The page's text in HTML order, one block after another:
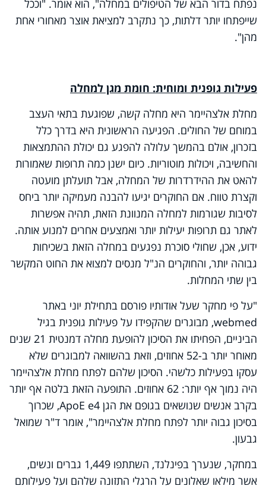
נפתח בדור הבא של הטיפולים במחלה", הוא אומר. "וככל
שייפתחו יותר דלתות, כך נתקרב למציאת אוצר מאחורי אחת
מהן".
פעילות גופנית ומוחית: חומת מגן למחלה
מחלת אלצהיימר היא מחלה קשה, שפוגעת בתאי העצב
במוחם של החולים. הפגיעה הראשונית היא בדרך כלל
בזכרון, אולם בהמשך עלולה להפגע גם יכולת ההתמצאות
והחשיבה, ויכולות מוטוריות. כיום ישנן כמה תרופות שאמורות
להאט את ההידרדרות של המחלה, אבל תועלתן מועטה
וקצרת טווח. אם החוקרים יגיעו להבנה מעמיקה יותר ביחס
לסיבות שגורמות למחלה המנוונת הזאת, תהיה אפשרות
לאתר גם תרופות יעילות יותר ואמצעים אחרים למנוע אותה.
ידוע, אכן, שחולי סוכרת נפגעים במחלה הזאת בשכיחות
גבוהה יותר, והחוקרים הנ"ל מנסים למצוא את החוט המקשר
בין שתי המחלות.
"על פי מחקר שעל אודותיו פורסם בתחילת יוני באתר
webmed, מבוגרים שהקפידו על פעילות גופנית בגיל
הביניים, הפחיתו את הסיכון להופעת מחלה דמנטית 21 שנים
מאוחר יותר ב-52 אחוזים, וזאת בהשוואה למבוגרים שלא
עסקו בפעילות כלשהי. הסיכון שלהם לפתח מחלת אלצהיימר
היה נמוך אף יותר: 62 אחוזים. התופעה הזאת בלטה אף יותר
בקרב אנשים שנושאים בגופם את הגן ApoE e4, שכרוך
בסיכון גבוה יותר לפתח מחלת אלצהיימר", אומר ד"ר שמואל
גבעון.
במחקר, שנערך בפינלנד, השתתפו 1,449 גברים ונשים,
אשר מילאו שאלונים על הרגלי התזונה שלהם ועל פעילותם